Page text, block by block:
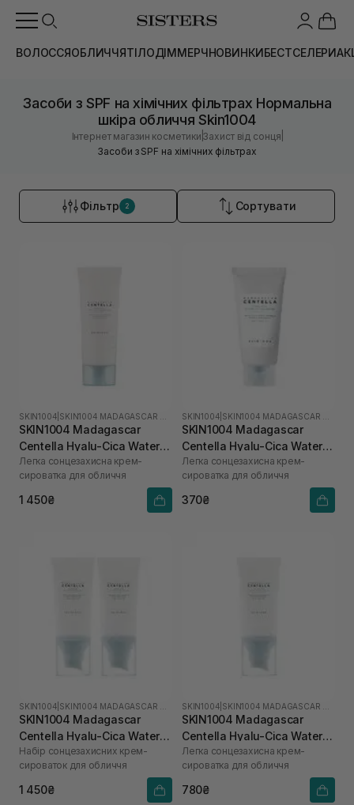
ВОЛОССЯОБЛИЧЧЯТІЛОДІММЕРЧНОВИНКИБЕСТСЕЛЕРИ
Засоби з SPF на хімічних фільтрах Нормальна
шкіра обличчя Skin1004
Інтернет магазин косметики |Захист від сонця
Засоби з SPF на хімічних фільтрах
Фільтр 2 Сортувати
SKIN1004
SKIN1004 Madagascar
Centella Hyalu-Cica Water-
Fit Sun Serum SPF50+
PA++++ 100 мл
Легка сонцезахисна крем-
сироватка для обличчя
1 450₴
SKIN1004
SKIN1004 Madagascar
Centella Hyalu-Cica Water-
Fit Sun Serum SPF50+
PA++++ 15 мл
Легка сонцезахисна крем-
сироватка для обличчя
370₴
SKIN1004
SKIN1004 Madagascar
Centella Hyalu-Cica Water-
Fit Sun Serum
Набір сонцезахисних крем-
сироваток для обличчя
1 450₴
SKIN1004
SKIN1004 Madagascar
Centella Hyalu-Cica Water-
Fit Sun Serum SPF50+
PA++++ 50 мл
Легка сонцезахисна крем-
сироватка для обличчя
780₴